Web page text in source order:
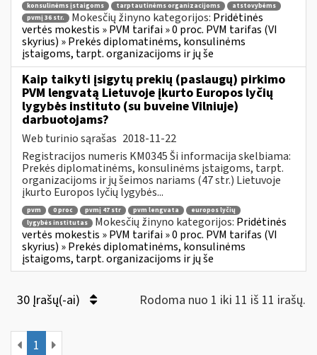
konsulinėms įstaigoms
tarptautinėms organizacijoms
atstovybėms
pvmį 36 str.
Mokesčių žinyno kategorijos: Pridėtinės
vertės mokestis » PVM tarifai » 0 proc. PVM tarifas (VI
skyrius) » Prekės diplomatinėms, konsulinėms
įstaigoms, tarpt. organizacijoms ir jų še
Kaip taikyti įsigytų prekių (paslaugų) pirkimo
PVM lengvatą Lietuvoje įkurto Europos lyčių
lygybės instituto (su buveine Vilniuje)
darbuotojams?
Web turinio sąrašas 2018-11-22
Registracijos numeris KM0345 Ši informacija skelbiama:
Prekės diplomatinėms, konsulinėms įstaigoms, tarpt.
organizacijoms ir jų šeimos nariams (47 str.) Lietuvoje
įkurto Europos lyčių lygybės...
pvm 0 proc pvmį 47 str pvm lengvata
europos lyčių
lygybės institutas
Mokesčių žinyno kategorijos: Pridėtinės
vertės mokestis » PVM tarifai » 0 proc. PVM tarifas (VI
skyrius) » Prekės diplomatinėms, konsulinėms
įstaigoms, tarpt. organizacijoms ir jų še
30 Įrašų(-ai) Rodoma nuo 1 iki 11 iš 11 irašų.
1